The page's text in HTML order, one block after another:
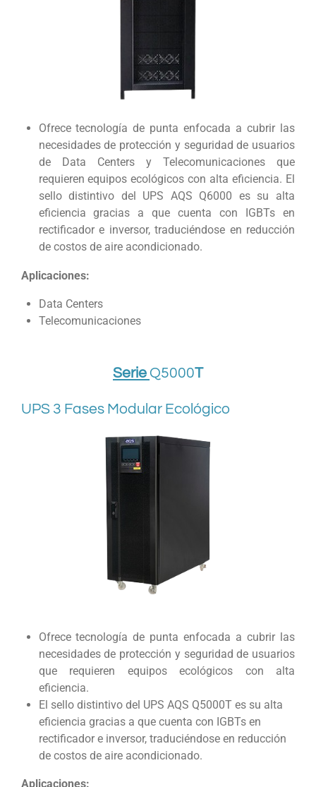
Ofrece tecnología de punta enfocada a cubrir las
necesidades de protección y seguridad de usuarios
de Data Centers y Telecomunicaciones que
requieren equipos ecológicos con alta eficiencia. El
sello distintivo del UPS AQS Q6000 es su alta
eficiencia gracias a que cuenta con IGBTs en
rectificador e inversor, traduciéndose en reducción
de costos de aire acondicionado.
Aplicaciones:
Data Centers
Telecomunicaciones
SerieQ5000T
UPS 3 Fases Modular Ecológico
Ofrece tecnología de punta enfocada a cubrir las
necesidades de protección y seguridad de usuarios
que requieren equipos ecológicos con alta
eficiencia.
El sello distintivo del UPS AQS Q5000T es su alta
eficiencia gracias a que cuenta con IGBTs en
rectificador e inversor, traduciéndose en reducción
de costos de aire acondicionado.
Aplicaciones: